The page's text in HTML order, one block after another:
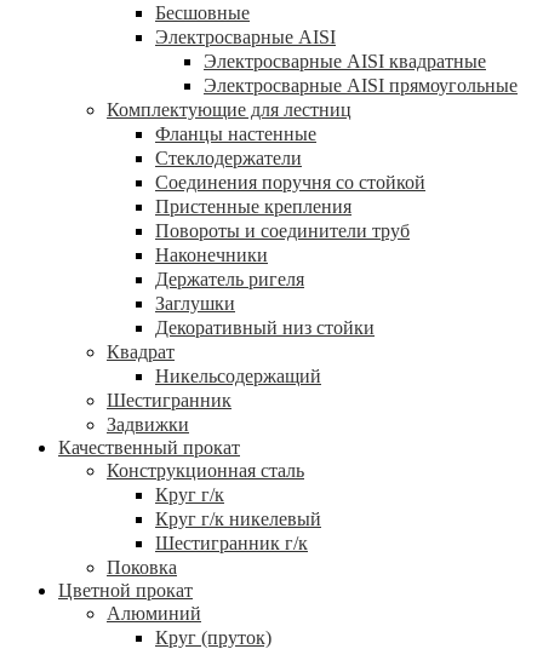
Бесшовные
Электросварные AISI
Электросварные AISI квадратные
Электросварные AISI прямоугольные
Комплектующие для лестниц
Фланцы настенные
Стеклодержатели
Соединения поручня со стойкой
Пристенные крепления
Повороты и соединители труб
Наконечники
Держатель ригеля
Заглушки
Декоративный низ стойки
Квадрат
Никельсодержащий
Шестигранник
Задвижки
Качественный прокат
Конструкционная сталь
Круг г/к
Круг г/к никелевый
Шестигранник г/к
Поковка
Цветной прокат
Алюминий
Круг (пруток)